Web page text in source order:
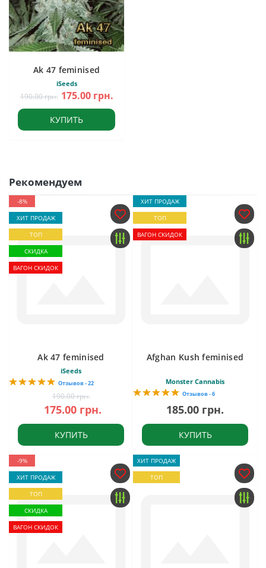
Ak 47 feminised
iSeeds
190.00 грн. 175.00 грн.
КУПИТЬ
Рекомендуем
-8%
ХИТ ПРОДАЖ
ТОП
СКИДКА
ВАГОН СКИДОК
Ak 47 feminised
iSeeds
Отзывов - 22
190.00 грн.
175.00 грн.
КУПИТЬ
ХИТ ПРОДАЖ
ТОП
ВАГОН СКИДОК
Afghan Kush feminised
Monster Cannabis
Отзывов - 6
185.00 грн.
КУПИТЬ
-9%
ХИТ ПРОДАЖ
ТОП
СКИДКА
ВАГОН СКИДОК
ХИТ ПРОДАЖ
ТОП